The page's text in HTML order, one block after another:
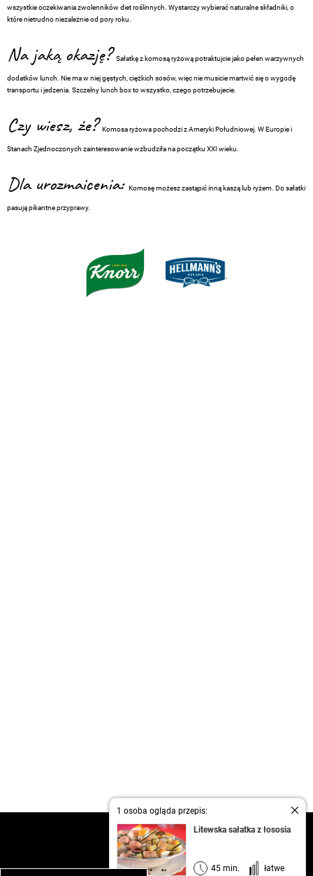
1 osoba ogląda przepis:
Litewska sałatka z łososia
45 min. łatwe
wszystkie oczekiwania zwolenników diet roślinnych. Wystarczy wybierać naturalne składniki, o
które nietrudno niezależnie od pory roku.
Na jaką okazję?Sałatkę z komosą ryżową potraktujcie jako pełen warzywnych
dodatków lunch. Nie ma w niej gęstych, ciężkich sosów, więc nie musicie martwić się o wygodę
transportu i jedzenia. Szczelny lunch box to wszystko, czego potrzebujecie.
Czy wiesz, że?Komosa ryżowa pochodzi z Ameryki Południowej. W Europie i
Stanach Zjednoczonych zainteresowanie wzbudziła na początku XXI wieku.
Dla urozmaicenia: Komosę możesz zastąpić inną kaszą lub ryżem. Do sałatki
pasują pikantne przyprawy.
kontakt
regulamin
informacja o prywatności